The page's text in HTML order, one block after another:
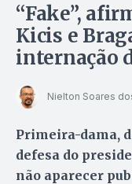
“Fake”,
Kicis e
internação
Nielton Soares
Primeira-dama,
defesa do
não aparecer